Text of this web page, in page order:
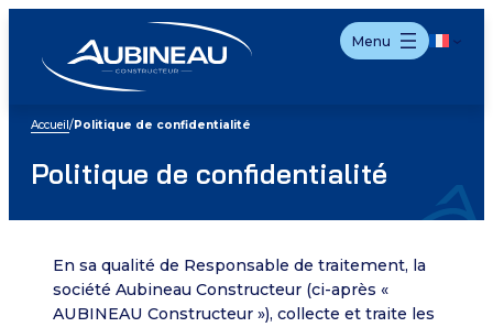
contenu
Menu
Accueil /Politique de confidentialité
Politique de confidentialité
En sa qualité de Responsable de traitement, la
société Aubineau Constructeur (ci-après «
AUBINEAU Constructeur »), collecte et traite les